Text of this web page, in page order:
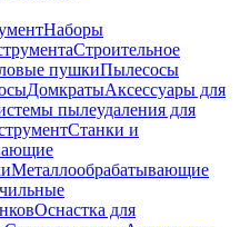
Наборы
Строительное
пушкиПылесосы
ДомкратыАксессуары для
пылеудаления для
Станки и
Металлообрабатывающие
Оснастка для